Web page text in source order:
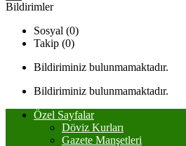
Bildirimler
Sosyal (0)
Takip (0)
Bildiriminiz bulunmamaktadır.
Bildiriminiz bulunmamaktadır.
Özel Sayfalar
Döviz Kurları
Gazete Manşetleri